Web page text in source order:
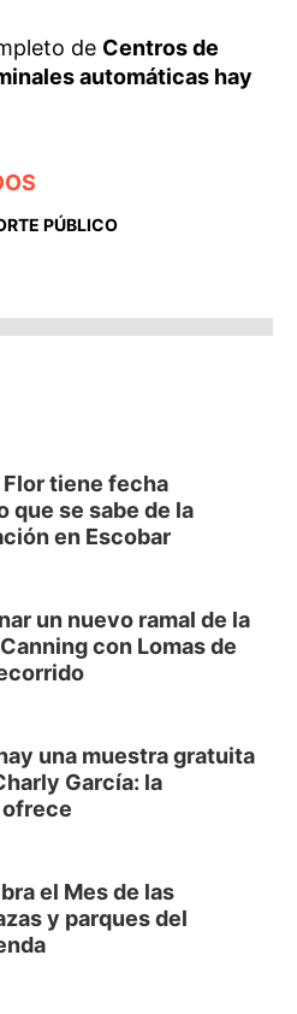
de Centros de
automáticas hay
PÚBLICO
Flor tiene fecha
que se sabe de la
en Escobar
un nuevo ramal de la
con Lomas de
una muestra gratuita
García: la
el Mes de las
y parques del